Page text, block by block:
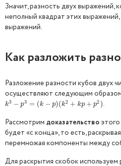
Значит, разность двух выражений,
неполный квадрат этих
выражений.
Как разложить
Разложение разности кубов двух
осуществляют следующим
k3 − p3 = (k − p)(k2 + kp + p2 )
k3 −p3= k− p)( k2+kp+ p2 )
.
Рассмотрим доказательство
будет «с конца», то есть,
перемножая компоненты между
Для раскрытия скобок